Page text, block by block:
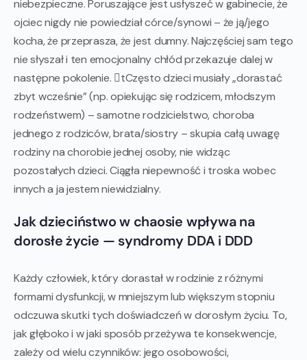
niebezpieczne. Poruszające jest usłyszeć w gabinecie, że
ojciec nigdy nie powiedział córce/synowi – że ją/jego
kocha, że przeprasza, że jest dumny. Najczęściej sam tego
nie słyszał i ten emocjonalny chłód przekazuje dalej w
następne pokolenie. tCzęsto dzieci musiały „dorastać
zbyt wcześnie” (np. opiekując się rodzicem, młodszym
rodzeństwem) – samotne rodzicielstwo, choroba
jednego z rodziców, brata/siostry – skupia całą uwagę
rodziny na chorobie jednej osoby, nie widząc
pozostałych dzieci. Ciągła niepewność i troska wobec
innych a ja jestem niewidzialny.
Jak dzieciństwo w chaosie wpływa na
dorosłe życie — syndromy DDA i DDD
Każdy człowiek, który dorastał w rodzinie z różnymi
formami dysfunkcji, w mniejszym lub większym stopniu
odczuwa skutki tych doświadczeń w dorosłym życiu. To,
jak głęboko i w jaki sposób przeżywa te konsekwencje,
zależy od wielu czynników: jego osobowości,